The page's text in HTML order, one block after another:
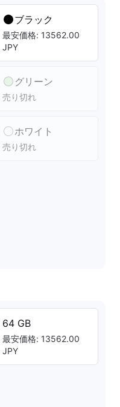
ブラック
最安価格: 13562.00
JPY
グリーン
売り切れ
ホワイト
売り切れ
64 GB
最安価格: 13562.00
JPY